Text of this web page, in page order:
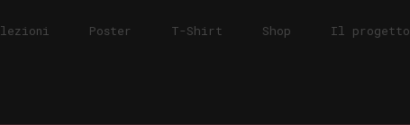
Poster T-Shirt Shop Il progetto